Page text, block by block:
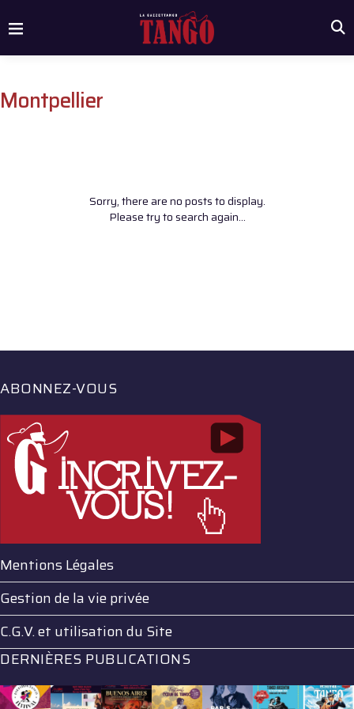
Montpellier
Sorry, there are no posts to display.
Please try to search again...
ABONNEZ-VOUS
Mentions Légales
Gestion de la vie privée
C.G.V. et utilisation du Site
DERNIÈRES PUBLICATIONS